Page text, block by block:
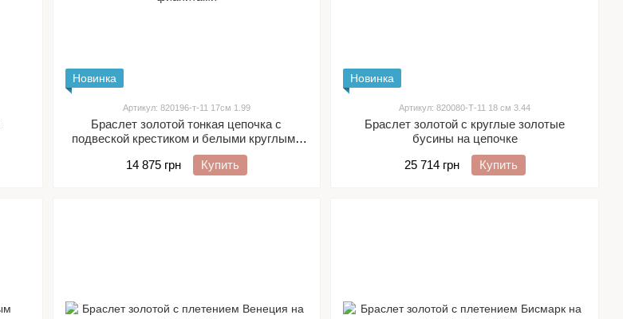
Новинка
Артикул: 820196-т-11 17см 1.99
Браслет золотой тонкая цепочка с
подвеской крестиком и белыми круглыми
фианитами
14 875 грн
Купить
Новинка
Артикул: 820080-Т-11 18 см 3.44
Браслет золотой с круглые золотые
бусины на цепочке
25 714 грн
Купить